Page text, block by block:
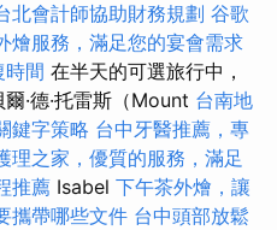
北會計師協助財務規劃 谷歌
燴服務，滿足您的宴會需求
時間 在半天的可選旅行中，
·德·托雷斯（Mount 台南地
鍵字策略 台中牙醫推薦，專
理之家，優質的服務，滿足
推薦 Isabel 下午茶外燴，讓
攜帶哪些文件 台中頭部放鬆